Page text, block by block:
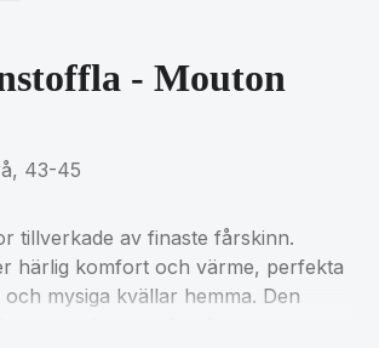
- Mouton
43-45
tillverkade av finaste fårskinn.
härlig komfort och värme, perfekta
mysiga kvällar hemma. Den